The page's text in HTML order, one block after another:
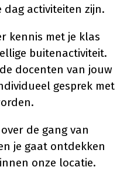
dag activiteiten zijn.
kennis met je klas
buitenactiviteit.
docenten van jouw
gesprek met
de gang van
je gaat ontdekken
onze locatie.